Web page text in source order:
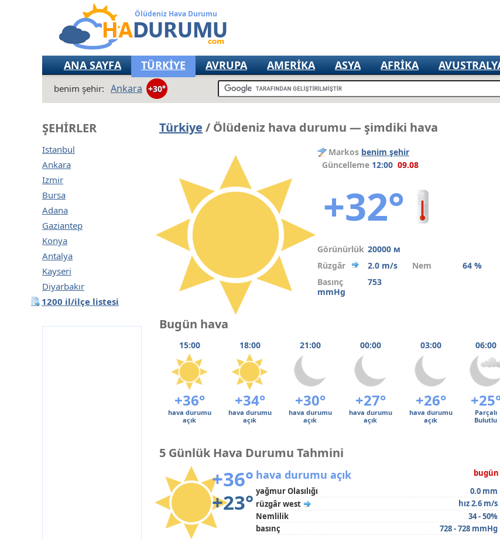
Ölüdeniz Hava Durumu
ANA SAYFA TÜRKİYE AVRUPA AMERIKA ASYA AFRIKA
benim şehir: Ankara +30°
ŞEHIRLER
Istanbul
Ankara
Izmir
Bursa
Adana
Gaziantep
Konya
Antalya
Kayseri
Diyarbakır
1200 il/ilçe listesi
Türkiye / Ölüdeniz hava durumu — şimdiki hava
Markos benim şehir
Güncelleme 12:00 09.08
+32°
Görünürlük 20000 м
Rüzgâr
2.0 m/s Nem
64 %
Basınç
753
mmHg
Bugün hava
15:00 18:00 21:00 00:00 03:00 06:00
+36° +34° +30° +27° +26°
hava durumu
açık
hava durumu
açık
hava durumu
açık
hava durumu
açık
hava durumu
açık
Parçalı
Bulutlu
5 Günlük Hava Durumu Tahmini
+36°
+23°
bugün
hava durumu açık
yağmur Olasılığı
0.0 mm
rüzgâr west
hız 2.6 m/s
Nemlilik
34 - 50%
basınç
728 - 728 mmHg